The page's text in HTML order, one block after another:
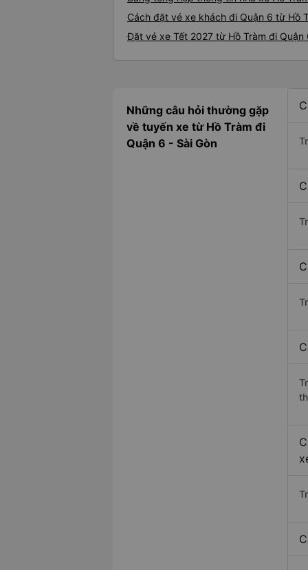
Cách đặt vé xe khách đi Quận 6 từ Hồ
Đặt vé xe Tết 2027 từ Hồ Tràm đi Quận
Những câu hỏi thường gặp
về tuyến xe từ Hồ Tràm đi
Quận 6 - Sài Gòn